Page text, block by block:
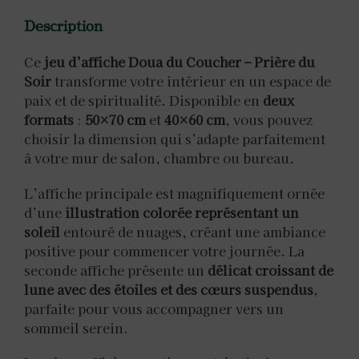
Description
Ce jeu d’affiche Doua du Coucher – Prière du
Soir transforme votre intérieur en un espace de
paix et de spiritualité. Disponible en deux
formats : 50×70 cm et40×60 cm, vous pouvez
choisir la dimension qui s’adapte parfaitement
à votre mur de salon, chambre ou bureau.
L’affiche principale est magnifiquement ornée
d’une illustration colorée représentant un
soleil entouré de nuages, créant une ambiance
positive pour commencer votre journée. La
seconde affiche présente un délicat croissant de
lune avec des étoiles et des cœurs suspendus,
parfaite pour vous accompagner vers un
sommeil serein.